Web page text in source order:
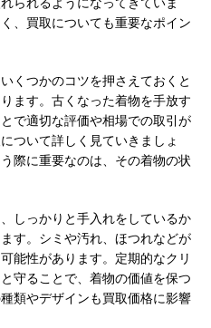
、買取についても重要なポイン
くつかのコツを押さえておくと
ます。古くなった着物を手放す
で適切な評価や相場での取引が
ついて詳しく見ていきましょ
際に重要なのは、その着物の状
しっかりと手入れをしているか
す。シミや汚れ、ほつれなどが
能性があります。定期的なクリ
守ることで、着物の価値を保つ
類やデザインも買取価格に影響